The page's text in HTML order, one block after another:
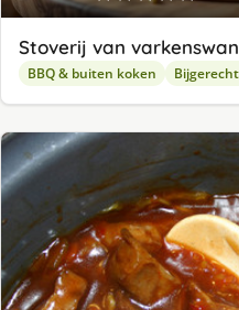
Stoverij van
BBQ & buiten koken